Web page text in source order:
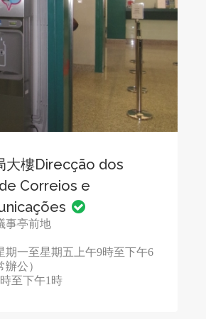
大樓Direcção dos
Correios e
事亭前地
期一至星期五上午9時至下午6
辦公）
至下午1時